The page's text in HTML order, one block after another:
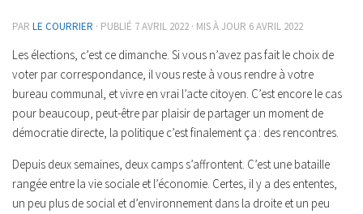
PAR LE COURRIER · PUBLIÉ 7 AVRIL 2022 · MIS À JOUR 6 AVRIL 2022
Les élections, c’est ce dimanche. Si vous n’avez pas fait le choix de
voter par correspondance, il vous reste à vous rendre à votre
bureau communal, et vivre en vrai l’acte citoyen. C’est encore le cas
pour beaucoup, peut-être par plaisir de partager un moment de
démocratie directe, la politique c’est finalement ça : des rencontres.
Depuis deux semaines, deux camps s’affrontent. C’est une bataille
rangée entre la vie sociale et l’économie. Certes, il y a des ententes,
un peu plus de social et d’environnement dans la droite et un peu